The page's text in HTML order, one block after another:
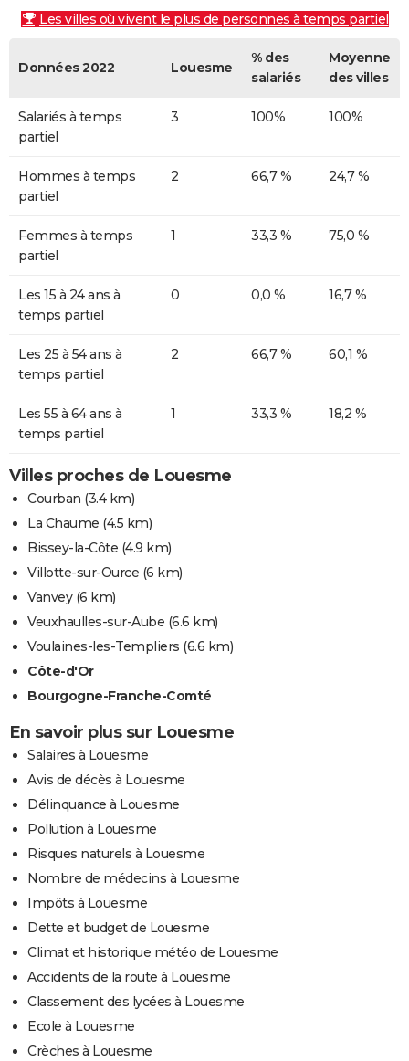
Les villes où vivent le plus de personnes à temps partiel
Données 2022 Louesme
% des
salariés
Moyenne
des villes
Salariés à temps
partiel
3 100% 100%
Hommes à temps
partiel
2 66,7 % 24,7 %
Femmes à temps
partiel
1 33,3 % 75,0 %
Les 15 à 24 ans à
temps partiel
0 0,0 % 16,7 %
Les 25 à 54 ans à
temps partiel
2 66,7 % 60,1 %
Les 55 à 64 ans à
temps partiel
1 33,3 % 18,2 %
Villes proches de Louesme
Courban (3.4 km)
La Chaume (4.5 km)
Bissey-la-Côte (4.9 km)
Villotte-sur-Ource (6 km)
Vanvey(6 km)
Veuxhaulles-sur-Aube (6.6 km)
Voulaines-les-Templiers (6.6 km)
Côte-d'Or
Bourgogne-Franche-Comté
En savoir plus sur Louesme
Salaires à Louesme
Avis de décès à Louesme
Délinquance à Louesme
Pollution à Louesme
Risques naturels à Louesme
Nombre de médecins à Louesme
Impôts à Louesme
Dette et budget de Louesme
Climat et historique météo de Louesme
Accidents de la route à Louesme
Classement des lycées à Louesme
Ecole à Louesme
Crèches à Louesme